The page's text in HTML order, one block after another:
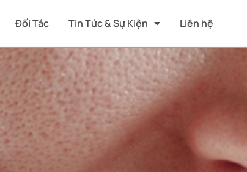
Đối Tác Tin Tức & Sự Kiện Liên hệ